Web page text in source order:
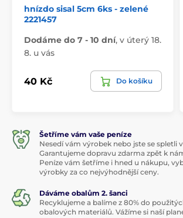
hnízdo sisal 5cm 6ks - zelené
2221457
Dodáme do 7 - 10 dní, v úterý 18.
8. u vás
40 Kč Do košíku
Šetříme vám vaše peníze
Nesedí vám výrobek nebo jste se spletli
Garantujeme dopravu zdarma zpět k
Peníze vám šetříme i hned u nákupu,
výrobky za co nejvýhodnější ceny.
Dáváme obalům 2. šanci
Recyklujeme a balíme z 80% do
obalových materiálů. Vážíme si naší